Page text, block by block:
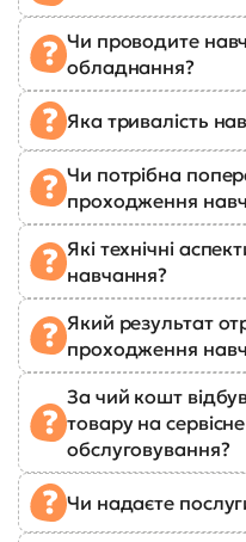
Чи проводите
обладнання?
Яка тривалість
Чи потрібна
проходження
Які технічні
навчання?
Який результат
проходження
За чий кошт
товару на
обслуговування?
Чи надаєте